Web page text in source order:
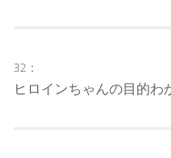
32：
ヒロインちゃんの目的わ